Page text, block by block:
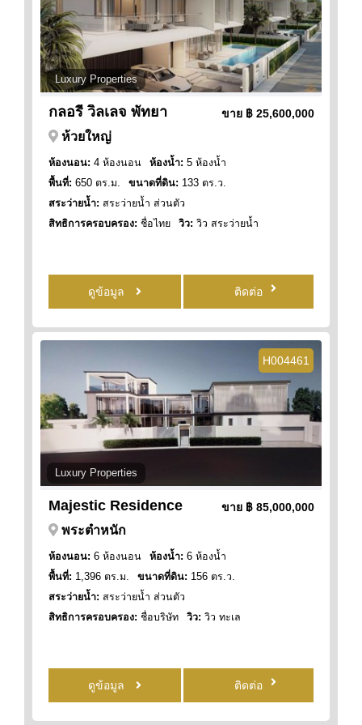
Luxury Properties
กลอรี่ วิลเลจ พัทยา ขาย ฿ 25,600,000
ห้วยใหญ่
ห้องนอน: 4 ห้องนอน ห้องน้ำ: 5 ห้องน้ำ
พื้นที่: 650 ตร.ม. ขนาดที่ดิน: 133 ตร.ว.
สระว่ายน้ำ: สระว่ายน้ำ ส่วนตัว
สิทธิการครอบครอง: ชื่อไทย วิว: วิว สระว่ายน้ำ
ดูข้อมูล ติดต่อ
H004461
Luxury Properties
Majestic Residence ขาย ฿ 85,000,000
พระตำหนัก
ห้องนอน: 6 ห้องนอน ห้องน้ำ: 6 ห้องน้ำ
พื้นที่: 1,396 ตร.ม. ขนาดที่ดิน: 156 ตร.ว.
สระว่ายน้ำ: สระว่ายน้ำ ส่วนตัว
สิทธิการครอบครอง: ชื่อบริษัท วิว: วิว ทะเล
ดูข้อมูล ติดต่อ